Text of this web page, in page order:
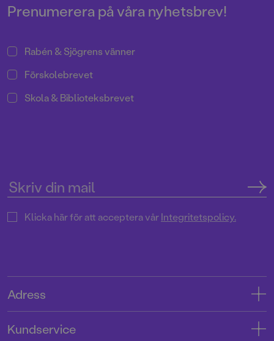
näringar. Barnböckerna om
Halvan har sålt i mer än 2 miljoner
Prenumerera på våra nyhetsbrev!
Rabén & Sjögrens vänner
Förskolebrevet
Skola & Biblioteksbrevet
Klicka här för att acceptera vårIntegritetspolicy.
Adress
Kundservice